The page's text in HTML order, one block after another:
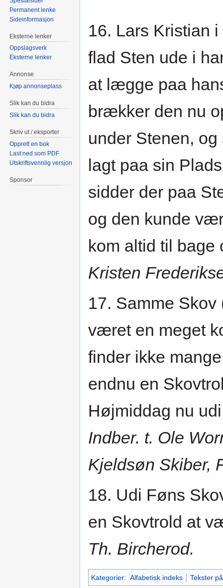
16. Lars Kristian i
flad Sten ude i
at lægge paa
brækker den nu
under Stenen,
lagt paa sin
sidder der paa
og den kunde
kom altid til bage
Kristen
17. Samme Skov
været en meget
finder ikke
endnu en
Højmiddag nu
Indber. t. Ole
Kjeldsøn Skiber,
18. Udi Føns
en Skovtrold at
Th. Bircherod.
Kategorier: Alfabetisk indeks Tekster
Permanent lenke
Sideinformasjon
Eksterne lenker
Oppslagsverk
Eksterne lenker
Annonse
Kjøp annonseplass
Slik kan du bidra
Slik kan du bidra
Skriv ut / eksporter
Opprett en bok
Last ned som PDF
Utskriftsvennlig versjon
Sponsor